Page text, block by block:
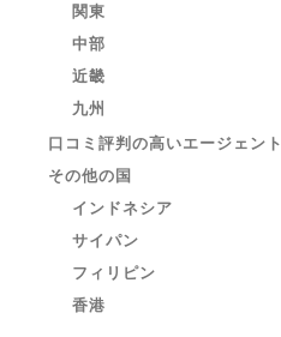
関東
中部
近畿
九州
口コミ評判の高いエージェント
その他の国
インドネシア
サイパン
フィリピン
香港